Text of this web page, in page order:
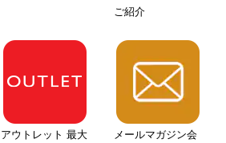
ご紹介
アウトレット 最大
メールマガジン会